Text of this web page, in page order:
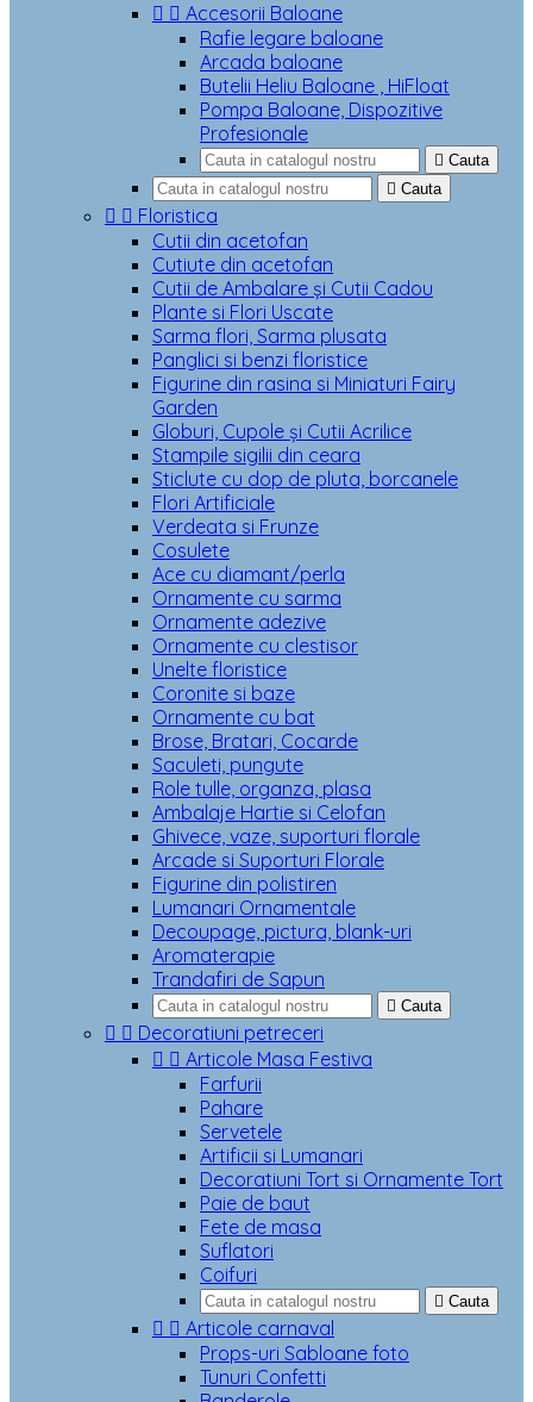
  Accesorii Baloane
Rafie legare baloane
Arcada baloane
Butelii Heliu Baloane , HiFloat
Pompa Baloane, Dispozitive
Profesionale
 Cauta
 Cauta
  Floristica
Cutii din acetofan
Cutiute din acetofan
Cutii de Ambalare și Cutii Cadou
Plante si Flori Uscate
Sarma flori, Sarma plusata
Panglici si benzi floristice
Figurine din rasina si Miniaturi Fairy
Garden
Globuri, Cupole și Cutii Acrilice
Stampile sigilii din ceara
Sticlute cu dop de pluta, borcanele
Flori Artificiale
Verdeata si Frunze
Cosulete
Ace cu diamant/perla
Ornamente cu sarma
Ornamente adezive
Ornamente cu clestisor
Unelte floristice
Coronite si baze
Ornamente cu bat
Brose, Bratari, Cocarde
Saculeti, pungute
Role tulle, organza, plasa
Ambalaje Hartie si Celofan
Ghivece, vaze, suporturi florale
Arcade si Suporturi Florale
Figurine din polistiren
Lumanari Ornamentale
Decoupage, pictura, blank-uri
Aromaterapie
Trandafiri de Sapun
 Cauta
  Decoratiuni petreceri
  Articole Masa Festiva
Farfurii
Pahare
Servetele
Artificii si Lumanari
Decoratiuni Tort si Ornamente Tort
Paie de baut
Fete de masa
Suflatori
Coifuri
 Cauta
  Articole carnaval
Props-uri Sabloane foto
Tunuri Confetti